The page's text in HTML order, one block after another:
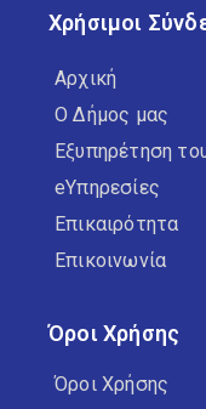
Χρήσιμοι
Αρχική
Ο Δήμος μας
Εξυπηρέτηση
eΥπηρεσίες
Επικαιρότητα
Επικοινωνία
Όροι Χρήσης
Όροι Χρήσης